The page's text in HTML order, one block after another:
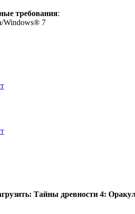
требования:
Windows® 7
Тайны древности 4: